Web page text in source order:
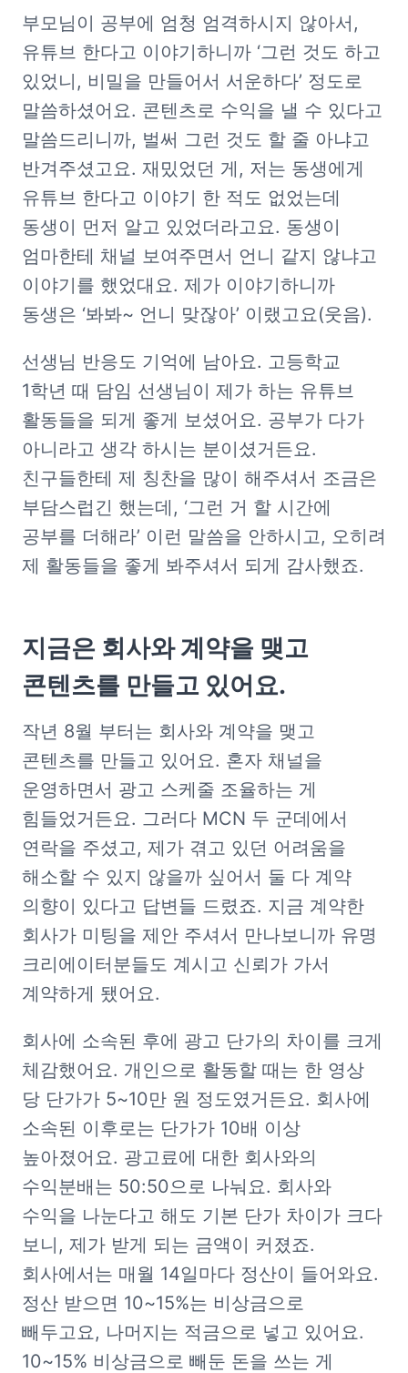
부모님이 공부에 엄청 엄격하시지 않아서,
유튜브 한다고 이야기하니까 ‘그런 것도 하고
있었니, 비밀을 만들어서 서운하다’ 정도로
말씀하셨어요. 콘텐츠로 수익을 낼 수 있다고
말씀드리니까, 벌써 그런 것도 할 줄 아냐고
반겨주셨고요. 재밌었던 게, 저는 동생에게
유튜브 한다고 이야기 한 적도 없었는데
동생이 먼저 알고 있었더라고요. 동생이
엄마한테 채널 보여주면서 언니 같지 않냐고
이야기를 했었대요. 제가 이야기하니까
동생은 ‘봐봐~ 언니 맞잖아’ 이랬고요(웃음).
선생님 반응도 기억에 남아요. 고등학교
1학년 때 담임 선생님이 제가 하는 유튜브
활동들을 되게 좋게 보셨어요. 공부가 다가
아니라고 생각 하시는 분이셨거든요.
친구들한테 제 칭찬을 많이 해주셔서 조금은
부담스럽긴 했는데, ‘그런 거 할 시간에
공부를 더해라’ 이런 말씀을 안하시고, 오히려
제 활동들을 좋게 봐주셔서 되게 감사했죠.
지금은 회사와 계약을 맺고
콘텐츠를 만들고 있어요.
작년 8월 부터는 회사와 계약을 맺고
콘텐츠를 만들고 있어요. 혼자 채널을
운영하면서 광고 스케줄 조율하는 게
힘들었거든요. 그러다 MCN 두 군데에서
연락을 주셨고, 제가 겪고 있던 어려움을
해소할 수 있지 않을까 싶어서 둘 다 계약
의향이 있다고 답변들 드렸죠. 지금 계약한
회사가 미팅을 제안 주셔서 만나보니까 유명
크리에이터분들도 계시고 신뢰가 가서
계약하게 됐어요.
회사에 소속된 후에 광고 단가의 차이를 크게
체감했어요. 개인으로 활동할 때는 한 영상
당 단가가 5~10만 원 정도였거든요. 회사에
소속된 이후로는 단가가 10배 이상
높아졌어요. 광고료에 대한 회사와의
수익분배는 50:50으로 나눠요. 회사와
수익을 나눈다고 해도 기본 단가 차이가 크다
보니, 제가 받게 되는 금액이 커졌죠.
회사에서는 매월 14일마다 정산이 들어와요.
정산 받으면 10~15%는 비상금으로
빼두고요, 나머지는 적금으로 넣고 있어요.
10~15% 비상금으로 빼둔 돈을 쓰는 게